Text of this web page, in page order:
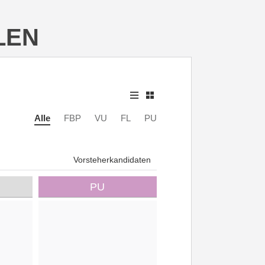
Alle FBP VU FL PU
Vorsteherkandidaten
PU